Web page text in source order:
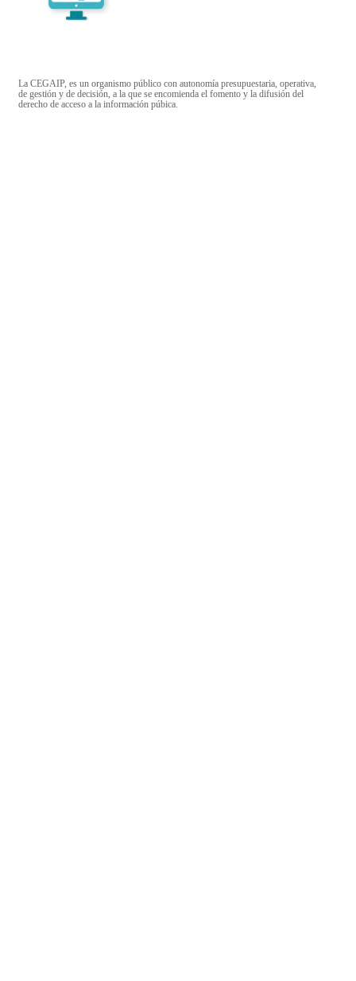
La CEGAIP, es un organismo público con autonomía presupuestaria, operativa,
de gestión y de decisión, a la que se encomienda el fomento y la difusión del
derecho de acceso a la información púbica.